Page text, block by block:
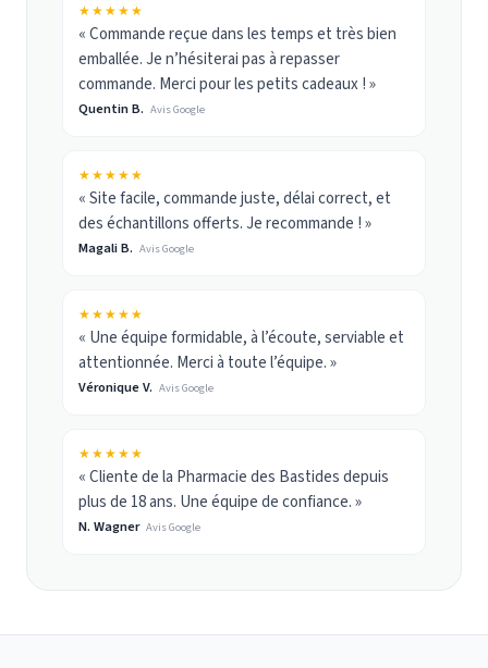
★★★★★
« Commande reçue dans les temps et très bien
emballée. Je n’hésiterai pas à repasser
commande. Merci pour les petits cadeaux ! »
Quentin B. Avis Google
★★★★★
« Site facile, commande juste, délai correct, et
des échantillons offerts. Je recommande ! »
Magali B. Avis Google
★★★★★
« Une équipe formidable, à l’écoute, serviable et
attentionnée. Merci à toute l’équipe. »
Véronique V. Avis Google
★★★★★
« Cliente de la Pharmacie des Bastides depuis
plus de 18 ans. Une équipe de confiance. »
N. Wagner Avis Google